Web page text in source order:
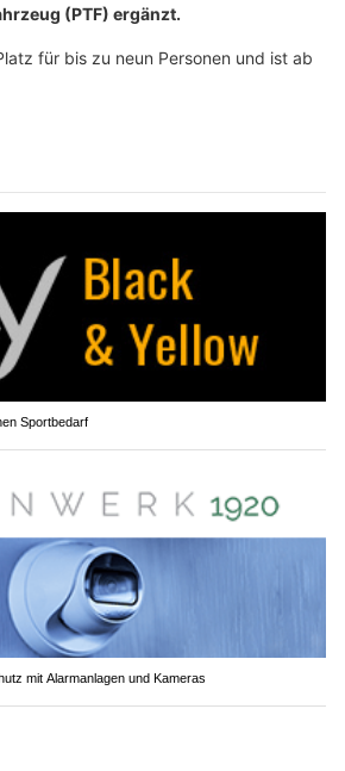
(PTF) ergänzt.
für bis zu neun Personen und ist ab
Sportbedarf
mit Alarmanlagen und Kameras